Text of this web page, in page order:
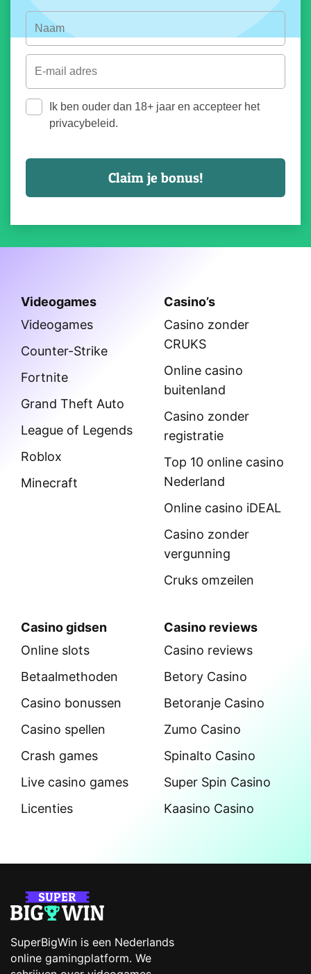
Ik ben ouder dan 18+ jaar en accepteer het
privacybeleid.
Videogames
Videogames
Counter-Strike
Fortnite
Grand Theft Auto
League of Legends
Roblox
Minecraft
Casino’s
Casino zonder
CRUKS
Online casino
buitenland
Casino zonder
registratie
Top 10 online casino
Nederland
Online casino iDEAL
Casino zonder
vergunning
Cruks omzeilen
Casino gidsen
Online slots
Betaalmethoden
Casino bonussen
Casino spellen
Crash games
Live casino games
Licenties
Casino reviews
Casino reviews
Betory Casino
Betoranje Casino
Zumo Casino
Spinalto Casino
Super Spin Casino
Kaasino Casino
SuperBigWin is een Nederlands
online gamingplatform. We